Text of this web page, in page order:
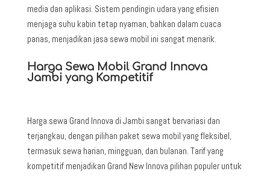
media dan aplikasi. Sistem pendingin udara yang efisien
menjaga suhu kabin tetap nyaman, bahkan dalam cuaca
panas, menjadikan jasa sewa mobil ini sangat menarik.
Harga Sewa Mobil Grand Innova
Jambi yang Kompetitif
Harga sewa Grand Innova di Jambi sangat bervariasi dan
terjangkau, dengan pilihan paket sewa mobil yang fleksibel,
termasuk sewa harian, mingguan, dan bulanan. Tarif yang
kompetitif menjadikan Grand New Innova pilihan populer untuk